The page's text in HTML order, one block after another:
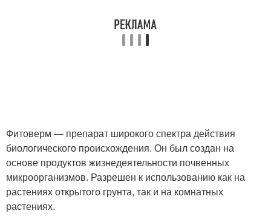
Фитоверм — препарат широкого спектра действия
биологического происхождения. Он был создан на
основе продуктов жизнедеятельности почвенных
микроорганизмов. Разрешен к использованию как на
растениях открытого грунта, так и на комнатных
растениях.